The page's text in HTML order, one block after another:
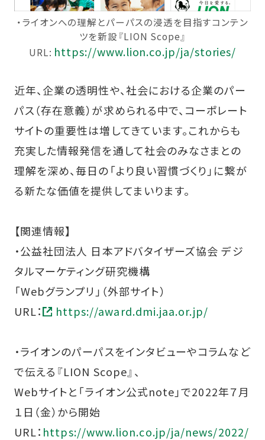
・ライオンへの理解とパーパスの浸透を目指すコンテン
ツを新設『LION Scope』
URL: https://www.lion.co.jp/ja/stories/
近年、企業の透明性や、社会における企業のパー
パス（存在意義）が求められる中で、コーポレート
サイトの重要性は増してきています。これからも
充実した情報発信を通して社会のみなさまとの
理解を深め、毎日の「より良い習慣づくり」に繋が
る新たな価値を提供してまいります。
【関連情報】
・公益社団法人 日本アドバタイザーズ協会 デジ
タルマーケティング研究機構
「Webグランプリ」（外部サイト）
URL：
https://award.dmi.jaa.or.jp/
・ライオンのパーパスをインタビューやコラムなど
で伝える『LION Scope』、
Webサイトと「ライオン公式note」で2022年７月
１日（金）から開始
URL： https://www.lion.co.jp/ja/news/2022/